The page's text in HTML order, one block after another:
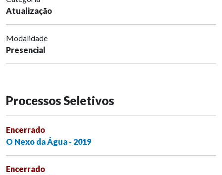
Atualização
Modalidade
Presencial
Processos Seletivos
Encerrado
O Nexo da Água - 2019
Encerrado